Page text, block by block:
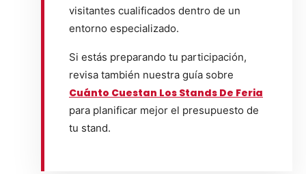
visitantes cualificados dentro de un
entorno especializado.
Si estás preparando tu participación,
revisa también nuestra guía sobre
Cuánto Cuestan Los Stands De Feria
para planificar mejor el presupuesto de
tu stand.